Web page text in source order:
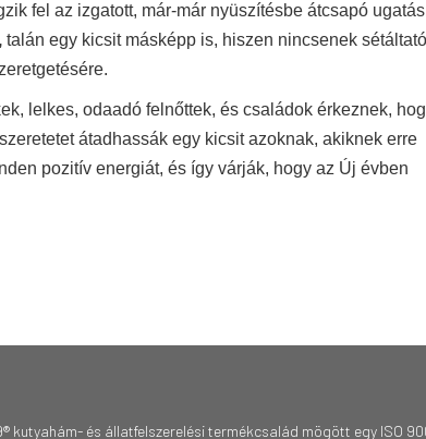
fel az izgatott, már-már nyüszítésbe átcsapó
talán egy kicsit másképp is, hiszen nincsenek
lelkes, odaadó felnőttek, és családok érkeznek,
átadhassák egy kicsit azoknak, akiknek erre
pozitív energiát, és így várják, hogy az Új évben
kutyahám- és állatfelszerelési termékcsalád mögött egy ISO